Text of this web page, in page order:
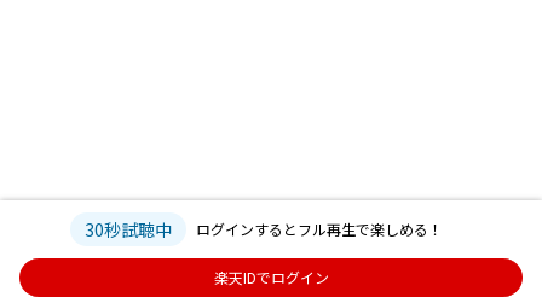
30秒試聴中 ログインするとフル再生で楽しめる！
楽天IDでログイン